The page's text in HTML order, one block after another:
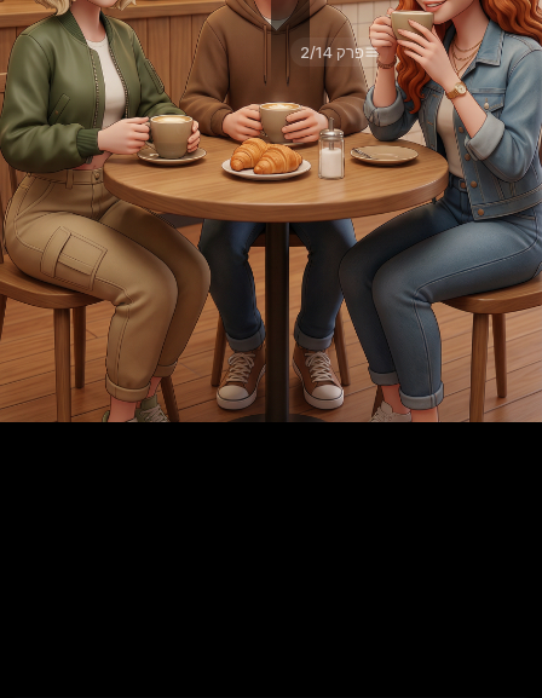
Разлом
פרק 2/14